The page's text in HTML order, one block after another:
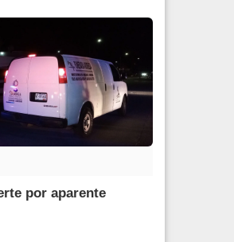
por aparente